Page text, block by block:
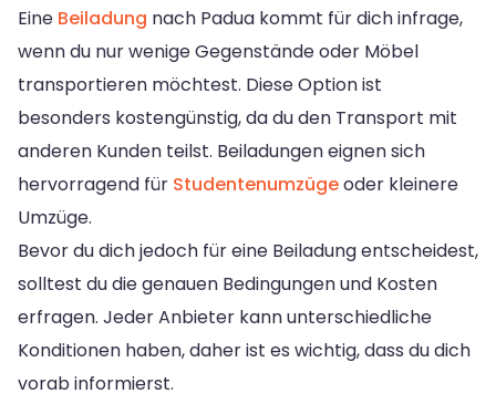
Eine Beiladung nach Padua kommt für dich infrage,
wenn du nur wenige Gegenstände oder Möbel
transportieren möchtest. Diese Option ist
besonders kostengünstig, da du den Transport mit
anderen Kunden teilst. Beiladungen eignen sich
hervorragend für Studentenumzügeoder kleinere
Umzüge.
Bevor du dich jedoch für eine Beiladung entscheidest,
solltest du die genauen Bedingungen und Kosten
erfragen. Jeder Anbieter kann unterschiedliche
Konditionen haben, daher ist es wichtig, dass du dich
vorab informierst.